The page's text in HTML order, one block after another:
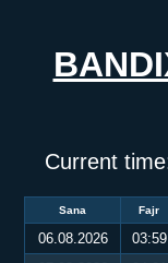
Current
Sana Fajr
06.08.2026 03:59